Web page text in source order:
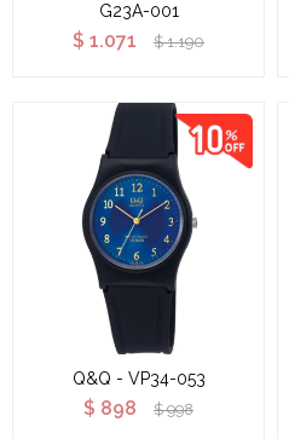
G23A-001
$ 1.071 $ 1.190
Q&Q - VP34-053
$ 898 $ 998